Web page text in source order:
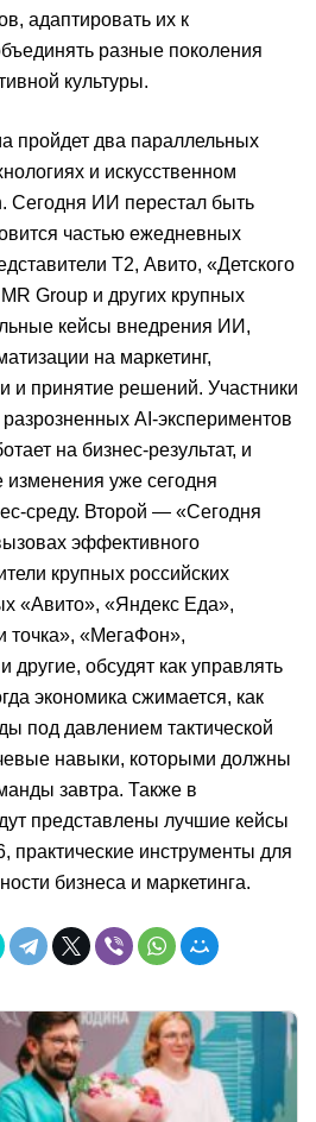
адаптировать их к
разные поколения
культуры.
пройдет два параллельных
и искусственном
Сегодня ИИ перестал быть
частью ежедневных
Т2, Авито, «Детского
Group и других крупных
кейсы внедрения ИИ,
на маркетинг,
и принятие решений. Участники
разрозненных AI-экспериментов
на бизнес-результат, и
изменения уже сегодня
среду. Второй — «Сегодня
эффективного
крупных российских
«Авито», «Яндекс Еда»,
точка», «МегаФон»,
обсудят как управлять
экономика сжимается, как
под давлением тактической
навыки, которыми должны
завтра. Также в
представлены лучшие кейсы
практические инструменты для
бизнеса и маркетинга.